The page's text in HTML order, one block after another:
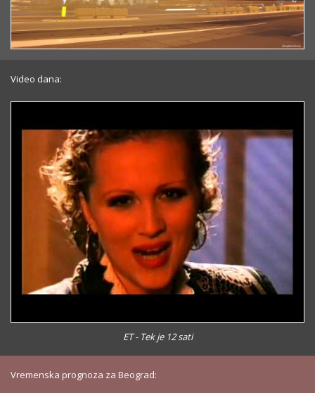
Video dana:
ET - Tek je 12 sati
Vremenska prognoza za Beograd: